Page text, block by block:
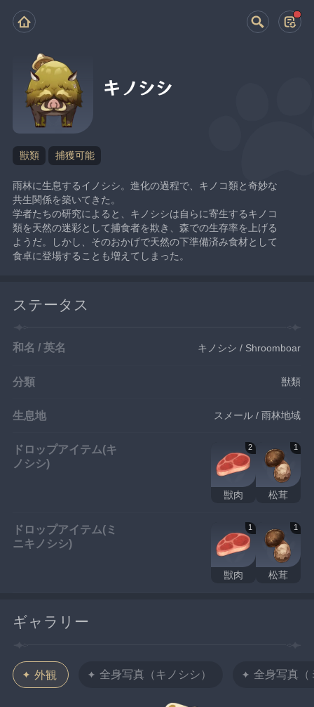
キノシシ
獣類 捕獲可能
雨林に生息するイノシシ。進化の過程で、キノコ類と奇妙な
共生関係を築いてきた。
学者たちの研究によると、キノシシは自らに寄生するキノコ
類を天然の迷彩として捕食者を欺き、森での生存率を上げる
ようだ。しかし、そのおかげで天然の下準備済み食材として
食卓に登場することも増えてしまった。
ステータス
和名 / 英名 キノシシ / Shroomboar
分類 獣類
生息地 スメール / 雨林地域
ドロップアイテム(キ
ノシシ)
2
獣肉
1
松茸
ドロップアイテム(ミ
ニキノシシ)
1
獣肉
1
松茸
ギャラリー
外観 全身写真（キノシシ） 全身写真（